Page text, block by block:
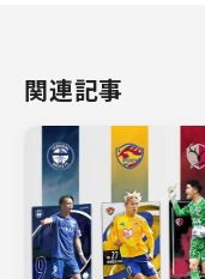
関連記事